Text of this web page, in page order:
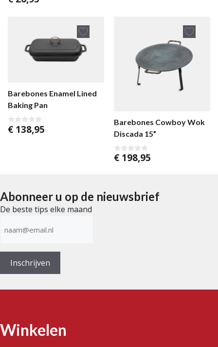
van 5
5
Barebones Enamel Lined
Baking Pan
0
v
€ 138,95
Barebones Cowboy Wok
Discada 15”
0
€ 198,95
Abonneer u op de nieuwsbrief
De beste tips elke maand
mailadres(Vereist)
Inschrijven
Winkelen